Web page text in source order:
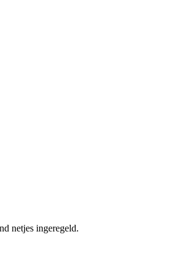
netjes ingeregeld.